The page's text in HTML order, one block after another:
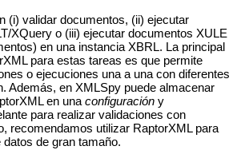
(i) validar documentos, (ii) ejecutar
XQuery o (iii) ejecutar documentos XULE
en una instancia XBRL. La principal
para estas tareas es que permite
o ejecuciones una a una con diferentes
Además, en XMLSpy puede almacenar
en una configuracióny
para realizar validaciones con
recomendamos utilizar RaptorXML para
de gran tamaño.